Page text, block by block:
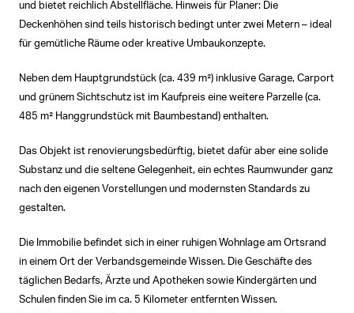
und bietet reichlich Abstellfläche. Hinweis für Planer: Die
Deckenhöhen sind teils historisch bedingt unter zwei Metern – ideal
für gemütliche Räume oder kreative Umbaukonzepte.
Neben dem Hauptgrundstück (ca. 439 m²) inklusive Garage, Carport
und grünem Sichtschutz ist im Kaufpreis eine weitere Parzelle (ca.
485 m² Hanggrundstück mit Baumbestand) enthalten.
Das Objekt ist renovierungsbedürftig, bietet dafür aber eine solide
Substanz und die seltene Gelegenheit, ein echtes Raumwunder ganz
nach den eigenen Vorstellungen und modernsten Standards zu
gestalten.
Die Immobilie befindet sich in einer ruhigen Wohnlage am Ortsrand
in einem Ort der Verbandsgemeinde Wissen. Die Geschäfte des
täglichen Bedarfs, Ärzte und Apotheken sowie Kindergärten und
Schulen finden Sie im ca. 5 Kilometer entfernten Wissen.